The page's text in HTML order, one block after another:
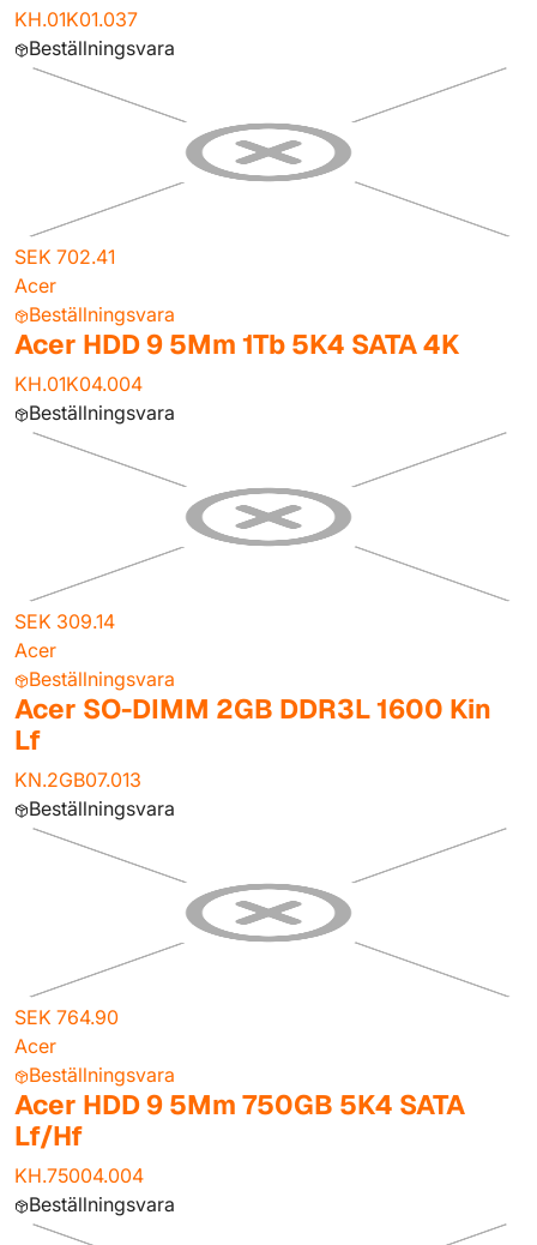
KH.01K01.037
Beställningsvara
SEK 702.41
Acer
Beställningsvara
Acer HDD 9 5Mm 1Tb 5K4 SATA 4K
KH.01K04.004
Beställningsvara
SEK 309.14
Acer
Beställningsvara
Acer SO-DIMM 2GB DDR3L 1600 Kin
Lf
KN.2GB07.013
Beställningsvara
SEK 764.90
Acer
Beställningsvara
Acer HDD 9 5Mm 750GB 5K4 SATA
Lf/Hf
KH.75004.004
Beställningsvara